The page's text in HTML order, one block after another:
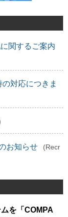
関するご案内
対応につきま
お知らせ
(Recr
を「COMPA